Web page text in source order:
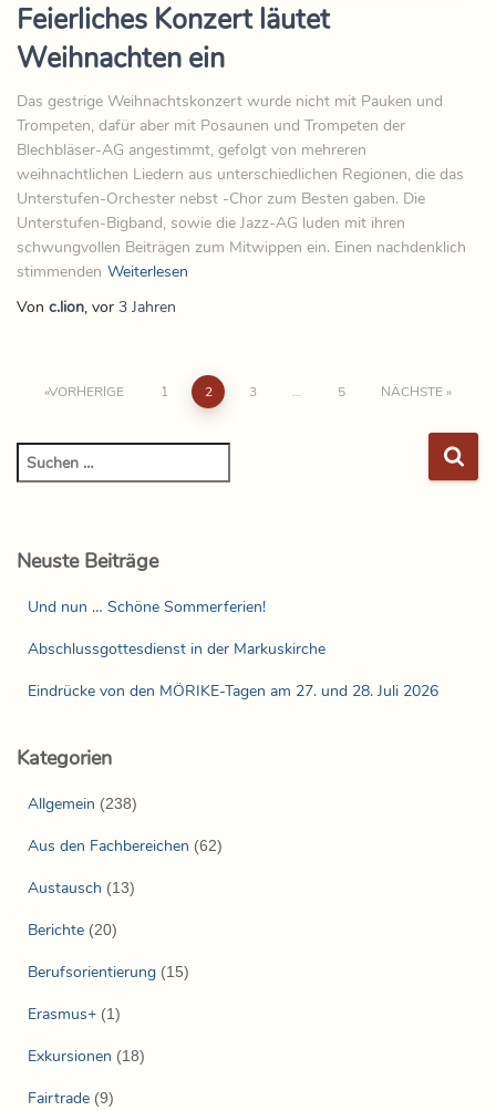
Feierliches Konzert läutet
Weihnachten ein
Das gestrige Weihnachtskonzert wurde nicht mit Pauken und
Trompeten, dafür aber mit Posaunen und Trompeten der
Blechbläser-AG angestimmt, gefolgt von mehreren
weihnachtlichen Liedern aus unterschiedlichen Regionen, die das
Unterstufen-Orchester nebst -Chor zum Besten gaben. Die
Unterstufen-Bigband, sowie die Jazz-AG luden mit ihren
schwungvollen Beiträgen zum Mitwippen ein. Einen nachdenklich
stimmenden Weiterlesen
Von c.lion, vor 3 Jahren
VORHERIGE 1 2 3 … 5 NÄCHSTE
Neuste Beiträge
Und nun … Schöne Sommerferien!
Abschlussgottesdienst in der Markuskirche
Eindrücke von den MÖRIKE-Tagen am 27. und 28. Juli 2026
Kategorien
Allgemein (238)
Aus den Fachbereichen (62)
Austausch (13)
Berichte (20)
Berufsorientierung (15)
Erasmus+ (1)
Exkursionen (18)
Fairtrade (9)